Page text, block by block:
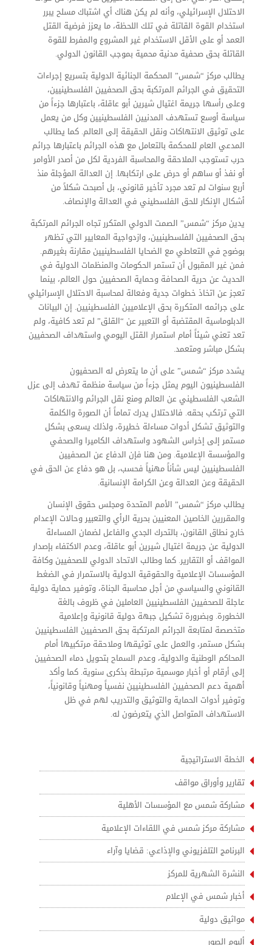
الاحتلال الإسرائيلي، وأنه لم يكن هناك أي اشتباك مسلح يبرر
استخدام القوة القاتلة في تلك اللحظة، ما يعزز فرضية القتل
العمد أو على الأقل الاستخدام غير المشروع والمفرط للقوة
القاتلة بحق صحفية مدنية محمية بموجب القانون الدولي.
يطالب مركز “شمس” المحكمة الجنائية الدولية بتسريع إجراءات
التحقيق في الجرائم المرتكبة بحق الصحفيين الفلسطينيين،
وعلى رأسها جريمة اغتيال شيرين أبو عاقلة، باعتبارها جزءاً من
سياسة أوسع تستهدف المدنيين الفلسطينيين وكل من يعمل
على توثيق الانتهاكات ونقل الحقيقة إلى العالم. كما يطالب
المدعي العام للمحكمة بالتعامل مع هذه الجرائم باعتبارها جرائم
حرب تستوجب الملاحقة والمحاسبة الفردية لكل من أصدر الأوامر
أو نفذ أو ساهم أو حرض على ارتكابها. إن العدالة المؤجلة منذ
أربع سنوات لم تعد مجرد تأخير قانوني، بل أصبحت شكلاً من
أشكال الإنكار للحق الفلسطيني في العدالة والإنصاف.
يدين مركز “شمس” الصمت الدولي المتكرر تجاه الجرائم المرتكبة
بحق الصحفيين الفلسطينيين، وازدواجية المعايير التي تظهر
بوضوح في التعاطي مع الضحايا الفلسطينيين مقارنة بغيرهم.
فمن غير المقبول أن تستمر الحكومات والمنظمات الدولية في
الحديث عن حرية الصحافة وحماية الصحفيين حول العالم، بينما
تعجز عن اتخاذ خطوات جدية وفعالة لمحاسبة الاحتلال الإسرائيلي
على جرائمه المتكررة بحق الإعلاميين الفلسطينيين. إن البيانات
الدبلوماسية المقتضبة أو التعبير عن “القلق” لم تعد كافية، ولم
تعد تعني شيئاً أمام استمرار القتل اليومي واستهداف الصحفيين
بشكل مباشر ومتعمد.
يشدد مركز “شمس” على أن ما يتعرض له الصحفيون
الفلسطينيون اليوم يمثل جزءاً من سياسة منظمة تهدف إلى عزل
الشعب الفلسطيني عن العالم ومنع نقل الجرائم والانتهاكات
التي ترتكب بحقه. فالاحتلال يدرك تماماً أن الصورة والكلمة
والتوثيق تشكل أدوات مساءلة خطيرة، ولذلك يسعى بشكل
مستمر إلى إخراس الشهود واستهداف الكاميرا والصحفي
والمؤسسة الإعلامية. ومن هنا فإن الدفاع عن الصحفيين
الفلسطينيين ليس شأناً مهنياً فحسب، بل هو دفاع عن الحق في
الحقيقة وعن العدالة وعن الكرامة الإنسانية.
يطالب مركز “شمس” الأمم المتحدة ومجلس حقوق الإنسان
والمقررين الخاصين المعنيين بحرية الرأي والتعبير وحالات الإعدام
خارج نطاق القانون، بالتحرك الجدي والفاعل لضمان المساءلة
الدولية عن جريمة اغتيال شيرين أبو عاقلة، وعدم الاكتفاء بإصدار
المواقف أو التقارير. كما وطالب الاتحاد الدولي للصحفيين وكافة
المؤسسات الإعلامية والحقوقية الدولية بالاستمرار في الضغط
القانوني والسياسي من أجل محاسبة الجناة، وتوفير حماية دولية
عاجلة للصحفيين الفلسطينيين العاملين في ظروف بالغة
الخطورة. وبضرورة تشكيل جبهة دولية قانونية وإعلامية
متخصصة لمتابعة الجرائم المرتكبة بحق الصحفيين الفلسطينيين
بشكل مستمر، والعمل على توثيقها وملاحقة مرتكبيها أمام
المحاكم الوطنية والدولية، وعدم السماح بتحويل دماء الصحفيين
إلى أرقام أو أخبار موسمية مرتبطة بذكرى سنوية. كما وأكد
أهمية دعم الصحفيين الفلسطينيين نفسياً ومهنياً وقانونياً،
وتوفير أدوات الحماية والتوثيق والتدريب لهم في ظل
الاستهداف المتواصل الذي يتعرضون له.
الخطة الاستراتيجية
تقارير وأوراق مواقف
مشاركة شمس مع المؤسسات الأهلية
مشاركة مركز شمس في اللقاءات الإعلامية
البرنامج التلفزيوني والإذاعي: قضايا وآراء
النشرة الشهرية للمركز
أخبار شمس في الإعلام
مواثيق دولية
ألبوم الصور